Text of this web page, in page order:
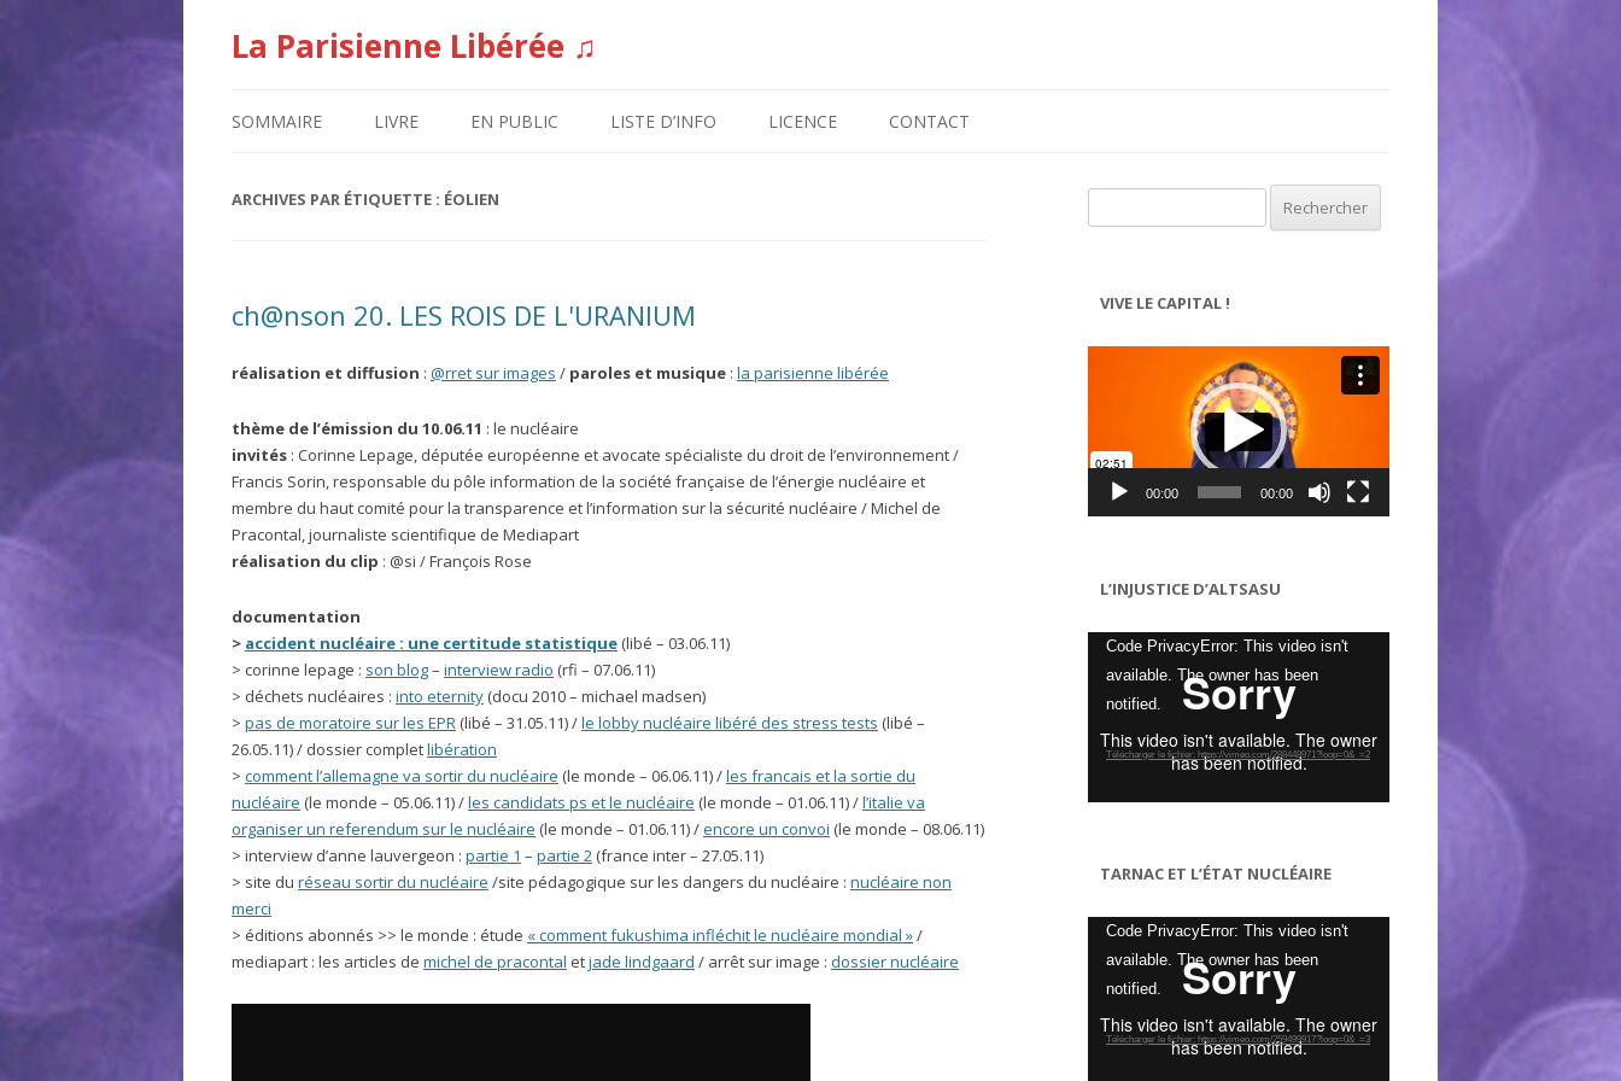
La Parisienne Libérée ♫
SOMMAIRE LIVRE EN PUBLIC LISTE D’INFO LICENCE CONTACT
ARCHIVES PAR ÉTIQUETTE : ÉOLIEN
ch@nson 20. LES ROIS DE L'URANIUM
réalisation et diffusion : @rret sur images / paroles et musique : la parisienne libérée
thème de l’émission du 10.06.11 : le nucléaire
invités : Corinne Lepage, députée européenne et avocate spécialiste du droit de l’environnement /
Francis Sorin, responsable du pôle information de la société française de l’énergie nucléaire et
membre du haut comité pour la transparence et l’information sur la sécurité nucléaire / Michel de
Pracontal, journaliste scientifique de Mediapart
réalisation du clip : @si / François Rose
documentation
> accident nucléaire : une certitude statistique (libé – 03.06.11)
> corinne lepage : son blog– interview radio (rfi – 07.06.11)
> déchets nucléaires : into eternity (docu 2010 – michael madsen)
> pas de moratoire sur les EPR (libé – 31.05.11) /le lobby nucléaire libéré des stress tests (libé –
26.05.11) / dossier completlibération
> comment l’allemagne va sortir du nucléaire (le monde – 06.06.11) /les francais et la sortie du
nucléaire (le monde – 05.06.11) /les candidats ps et le nucléaire (le monde – 01.06.11) /l’italie va
organiser un referendum sur le nucléaire (le monde – 01.06.11) /encore un convoi (le monde – 08.06.11)
> interview d’anne lauvergeon : partie 1 – partie 2 (france inter – 27.05.11)
> site du réseau sortir du nucléaire /site pédagogique sur les dangers du nucléaire : nucléaire non
merci
> éditions abonnés >> le monde : étude « comment fukushima infléchit le nucléaire mondial »/
mediapart : les articles de michel de pracontal etjade lindgaard / arrêt sur image : dossier nucléaire
VIVE LE CAPITAL !
Lecteur
00:00 00:00
L’INJUSTICE D’ALTSASU
Lecteur
vidéo
Code PrivacyError: This video isn't
available. The owner has been
notified.
Télécharger le fichier: https://vimeo.com/288448971?loop=0&_=2
TARNAC ET L’ÉTAT NUCLÉAIRE
Lecteur
vidéo
Code PrivacyError: This video isn't
available. The owner has been
notified.
Télécharger le fichier: https://vimeo.com/259499917?loop=0&_=3